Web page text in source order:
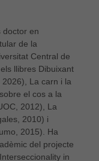
doctor en
de la
Central de
llibres Dibuixant
La carn i la
el cos a la
2012), La
2010) i
2015). Ha
del projecte
in